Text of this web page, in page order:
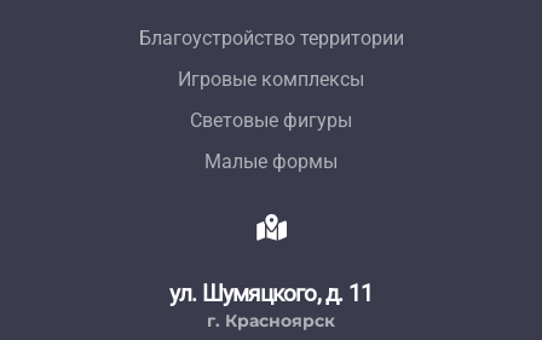
Благоустройство территории
Игровые комплексы
Световые фигуры
Малые формы
ул. Шумяцкого, д. 11
г. Красноярск